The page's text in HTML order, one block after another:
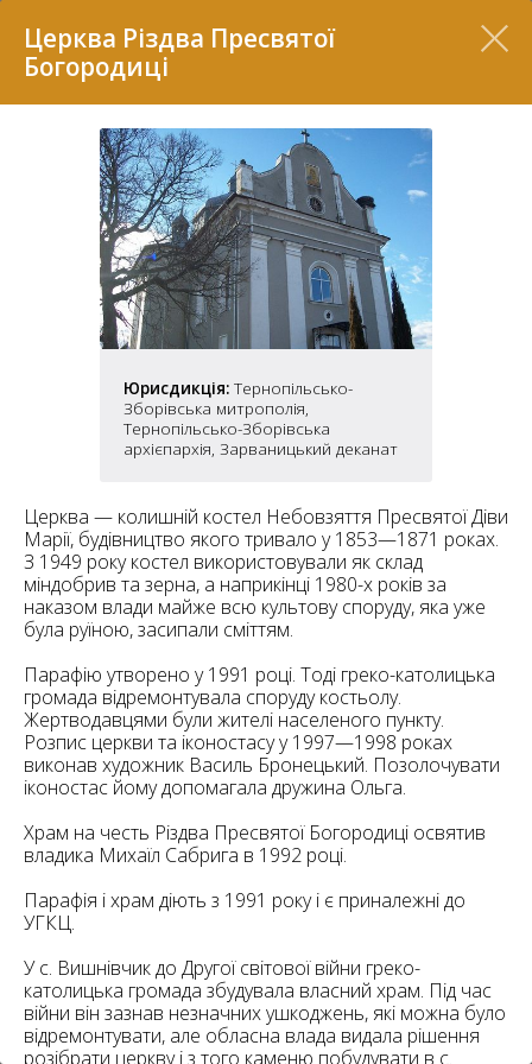
Церква Різдва Пресвятої
Богородиці
Юрисдикція: Тернопільсько-
Зборівська митрополія,
Тернопільсько-Зборівська
архієпархія, Зарваницький деканат
Церква — колишній костел Небовзяття Пресвятої Діви
Марії, будівництво якого тривало у 1853—1871 роках.
З 1949 року костел використовували як склад
міндобрив та зерна, а наприкінці 1980-х років за
наказом влади майже всю культову споруду, яка уже
була руїною, засипали сміттям.
Парафію утворено у 1991 році. Тоді греко-католицька
громада відремонтувала споруду костьолу.
Жертводавцями були жителі населеного пункту.
Розпис церкви та іконостасу у 1997—1998 роках
виконав художник Василь Бронецький. Позолочувати
іконостас йому допомагала дружина Ольга.
Храм на честь Різдва Пресвятої Богородиці освятив
владика Михаїл Сабрига в 1992 році.
Парафія і храм діють з 1991 року і є приналежні до
УГКЦ.
У с. Вишнівчик до Другої світової війни греко-
католицька громада збудувала власний храм. Під час
війни він зазнав незначних ушкоджень, які можна було
відремонтувати, але обласна влада видала рішення
розібрати церкву і з того каменю побудувати в с.
37
16
182
22
11
5
7
10
6
10
6
15
5
2
2
Перелік